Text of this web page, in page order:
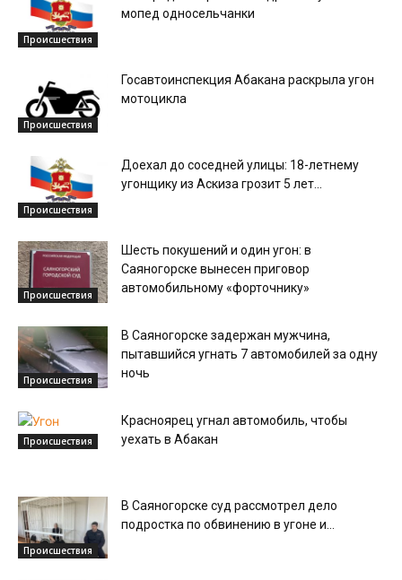
Происшествия
мопед односельчанки
Происшествия
Госавтоинспекция Абакана раскрыла угон
мотоцикла
Происшествия
Доехал до соседней улицы: 18-летнему
угонщику из Аскиза грозит 5 лет...
Происшествия
Шесть покушений и один угон: в
Саяногорске вынесен приговор
автомобильному «форточнику»
Происшествия
В Саяногорске задержан мужчина,
пытавшийся угнать 7 автомобилей за одну
ночь
Происшествия
Красноярец угнал автомобиль, чтобы
уехать в Абакан
Происшествия
В Саяногорске суд рассмотрел дело
подростка по обвинению в угоне и...